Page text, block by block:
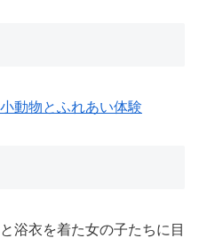
動物とふれあい体験
浴衣を着た女の子たちに目